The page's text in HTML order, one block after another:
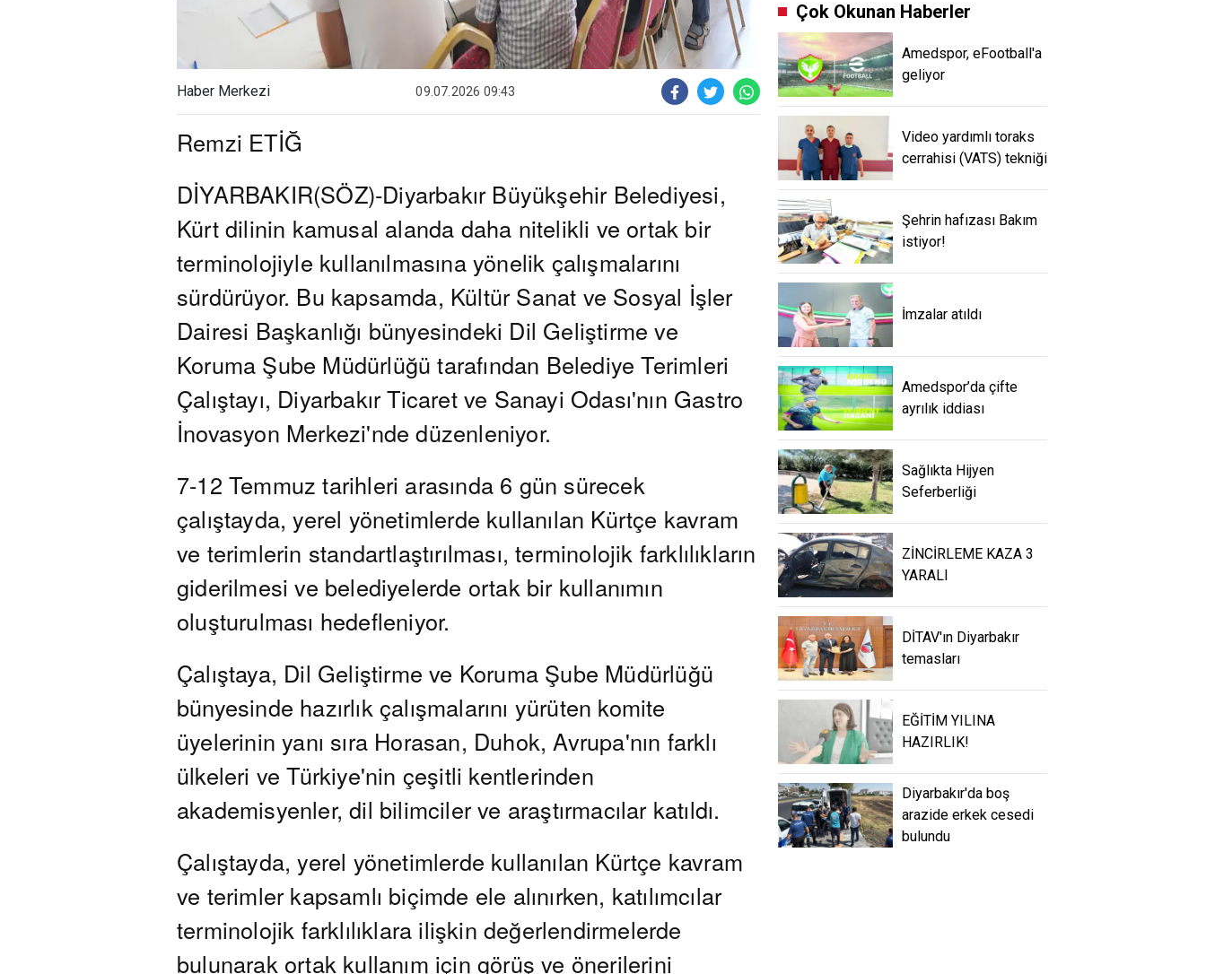
Haber Merkezi 09.07.2026 09:43
Remzi ETİĞ
DİYARBAKIR(SÖZ)-Diyarbakır Büyükşehir Belediyesi,
Kürt dilinin kamusal alanda daha nitelikli ve ortak bir
terminolojiyle kullanılmasına yönelik çalışmalarını
sürdürüyor. Bu kapsamda, Kültür Sanat ve Sosyal İşler
Dairesi Başkanlığı bünyesindeki Dil Geliştirme ve
Koruma Şube Müdürlüğü tarafından Belediye Terimleri
Çalıştayı, Diyarbakır Ticaret ve Sanayi Odası'nın Gastro
İnovasyon Merkezi'nde düzenleniyor.
7-12 Temmuz tarihleri arasında 6 gün sürecek
çalıştayda, yerel yönetimlerde kullanılan Kürtçe kavram
ve terimlerin standartlaştırılması, terminolojik farklılıkların
giderilmesi ve belediyelerde ortak bir kullanımın
oluşturulması hedefleniyor.
Çalıştaya, Dil Geliştirme ve Koruma Şube Müdürlüğü
bünyesinde hazırlık çalışmalarını yürüten komite
üyelerinin yanı sıra Horasan, Duhok, Avrupa'nın farklı
ülkeleri ve Türkiye'nin çeşitli kentlerinden
akademisyenler, dil bilimciler ve araştırmacılar katıldı.
Çalıştayda, yerel yönetimlerde kullanılan Kürtçe kavram
ve terimler kapsamlı biçimde ele alınırken, katılımcılar
terminolojik farklılıklara ilişkin değerlendirmelerde
bulunarak ortak kullanım için görüş ve önerilerini
Çok Okunan Haberler
Amedspor, eFootball'a
geliyor
Video yardımlı toraks
cerrahisi (VATS) tekniği
Şehrin hafızası Bakım
istiyor!
İmzalar atıldı
Amedspor’da çifte
ayrılık iddiası
Sağlıkta Hijyen
Seferberliği
ZİNCİRLEME KAZA 3
YARALI
DİTAV'ın Diyarbakır
temasları
EĞİTİM YILINA
HAZIRLIK!
Diyarbakır'da boş
arazide erkek cesedi
bulundu